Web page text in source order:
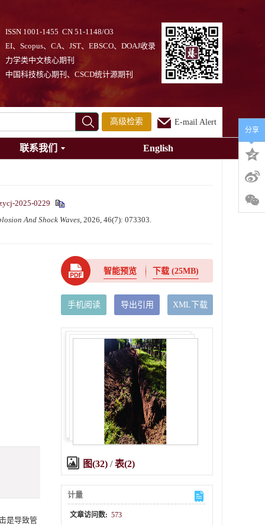
ISSN 1001-1455 CN 51-1148/O3
EI、Scopus、CA、JST、EBSCO、DOAJ收录
力学类中文核心期刊
中国科技核心期刊、CSCD统计源期刊
高级检索 E-mail Alert
联系我们 English
2025-0229
And Shock Waves, 2026, 46(7): 073303.
是导致管
智能预览 下载(25MB)
手机阅读 导出引用 XML下载
图(32) /表(2)
计量
文章访问数: 573
分享